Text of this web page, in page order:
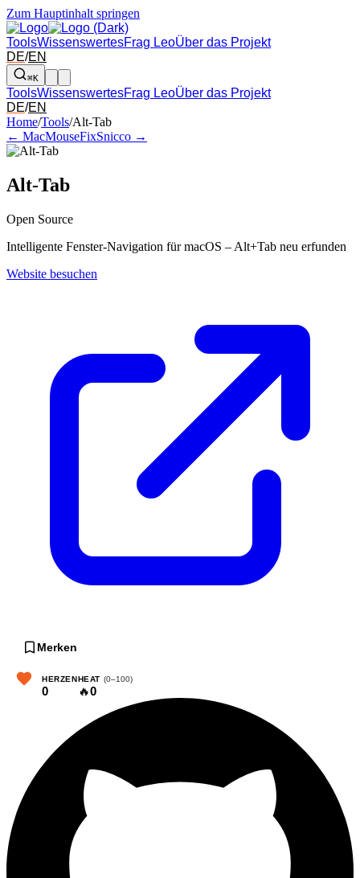
Zum Hauptinhalt springen
ToolsWissenswertesFrag LeoÜber das Projekt
DE/EN
⌘K
ToolsWissenswertesFrag LeoÜber das Projekt
DE/EN
Pfeil links und rechts: zum benachbarten Tool in der Übersicht
Home/Tools/Alt-Tab
← MacMouseFixSnicco →
Alt-Tab
Open Source
Intelligente Fenster-Navigation für macOS – Alt+Tab neu erfunden
Website besuchen
Merken
HERZEN
0
HEAT (0–100)
🔥0